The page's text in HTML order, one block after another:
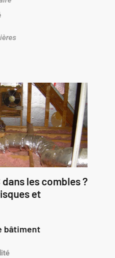
les combles ?
et
bâtiment